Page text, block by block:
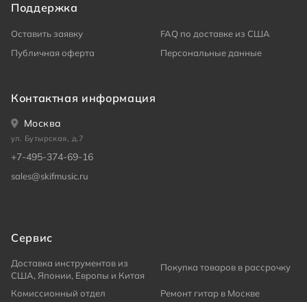
Поддержка
Оставить заявку
FAQ по доставке из США
Публичная оферта
Персональные данные
Контактная информация
Москва
ул. Бутырская, д.7
+7-495-374-69-16
sales@skifmusic.ru
Сервис
Доставка инструментов из
США, Японии, Европы и Китая
Покупка товаров в рассрочку
Комиссионный отдел
Ремонт гитар в Москве